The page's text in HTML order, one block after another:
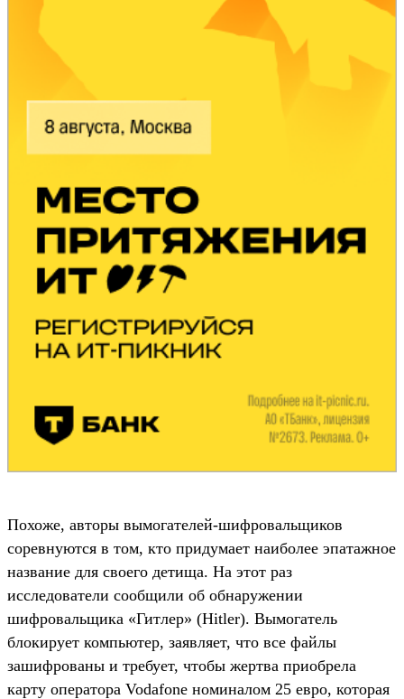
Похоже, авторы вымогателей-шифровальщиков
соревнуются в том, кто придумает наиболее эпатажное
название для своего детища. На этот раз
исследователи сообщили об обнаружении
шифровальщика «Гитлер» (Hitler). Вымогатель
блокирует компьютер, заявляет, что все файлы
зашифрованы и требует, чтобы жертва приобрела
карту оператора Vodafone номиналом 25 евро, которая